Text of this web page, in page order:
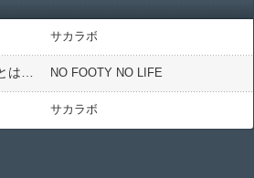
サカラボ
NO FOOTY NO LIFE
サカラボ